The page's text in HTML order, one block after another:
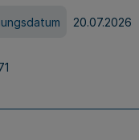
20.07.2026